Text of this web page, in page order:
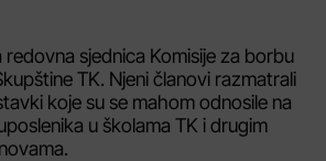
redovna sjednica Komisije za borbu
TK. Njeni članovi razmatrali
koje su se mahom odnosile na
u školama TK i drugim